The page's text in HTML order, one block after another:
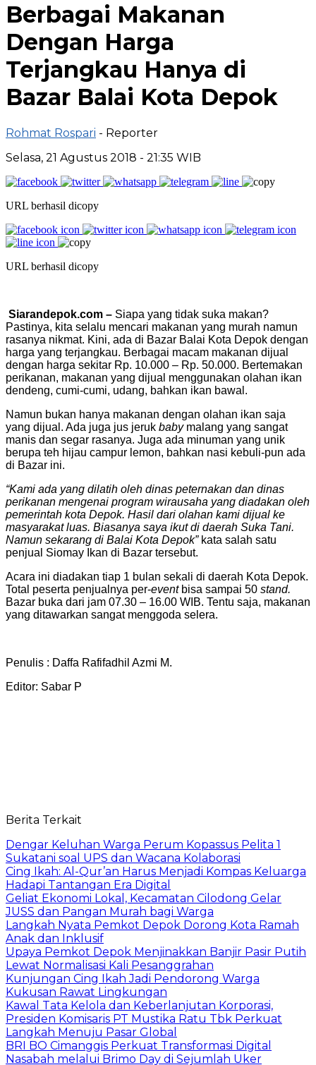
Berbagai Makanan
Dengan Harga
Terjangkau Hanya di
Bazar Balai Kota Depok
Rohmat Rospari - Reporter
Selasa, 21 Agustus 2018 - 21:35 WIB
URL berhasil dicopy
URL berhasil dicopy
Siarandepok.com – Siapa yang tidak suka makan?
Pastinya, kita selalu mencari makanan yang murah namun
rasanya nikmat. Kini, ada di Bazar Balai Kota Depok dengan
harga yang terjangkau. Berbagai macam makanan dijual
dengan harga sekitar Rp. 10.000 – Rp. 50.000. Bertemakan
perikanan, makanan yang dijual menggunakan olahan ikan
dendeng, cumi-cumi, udang, bahkan ikan bawal.
Namun bukan hanya makanan dengan olahan ikan saja
yang dijual. Ada juga jus jeruk babymalang yang sangat
manis dan segar rasanya. Juga ada minuman yang unik
berupa teh hijau campur lemon, bahkan nasi kebuli-pun ada
di Bazar ini.
“Kami ada yang dilatih oleh dinas peternakan dan dinas
perikanan mengenai program wirausaha yang diadakan oleh
pemerintah kota Depok. Hasil dari olahan kami dijual ke
masyarakatluas. Biasanya saya ikut di daerah Suka Tani.
Namun sekarang di Balai Kota Depok”kata salah satu
penjual Siomay Ikan di Bazar tersebut.
Acara ini diadakan tiap 1 bulan sekali di daerah Kota Depok.
Total peserta penjualnya per-eventbisa sampai 50 stand.
Bazar buka dari jam 07.30 – 16.00 WIB. Tentu saja, makanan
yang ditawarkan sangat menggoda selera.
Penulis : Daffa Rafifadhil Azmi M.
Editor: Sabar P
Berita Terkait
Dengar Keluhan Warga Perum Kopassus Pelita 1
Sukatani soal UPS dan Wacana Kolaborasi
Cing Ikah: Al-Qur’an Harus Menjadi Kompas Keluarga
Hadapi Tantangan Era Digital
Geliat Ekonomi Lokal, Kecamatan Cilodong Gelar
JUSS dan Pangan Murah bagi Warga
Langkah Nyata Pemkot Depok Dorong Kota Ramah
Anak dan Inklusif
Upaya Pemkot Depok Menjinakkan Banjir Pasir Putih
Lewat Normalisasi Kali Pesanggrahan
Kunjungan Cing Ikah Jadi Pendorong Warga
Kukusan Rawat Lingkungan
Kawal Tata Kelola dan Keberlanjutan Korporasi,
Presiden Komisaris PT Mustika Ratu Tbk Perkuat
Langkah Menuju Pasar Global
BRI BO Cimanggis Perkuat Transformasi Digital
Nasabah melalui Brimo Day di Sejumlah Uker